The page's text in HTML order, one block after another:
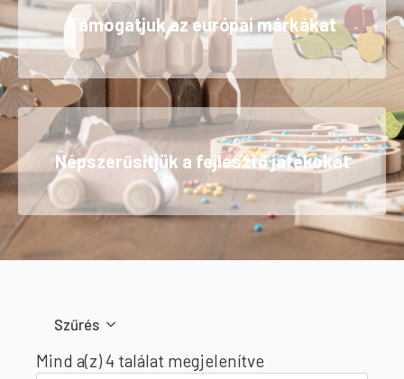
Támogatjuk az európai márkákat
Népszerűsítjük a fejlesztő játékokat
Szűrés
Mind a(z) 4 találat megjelenítve